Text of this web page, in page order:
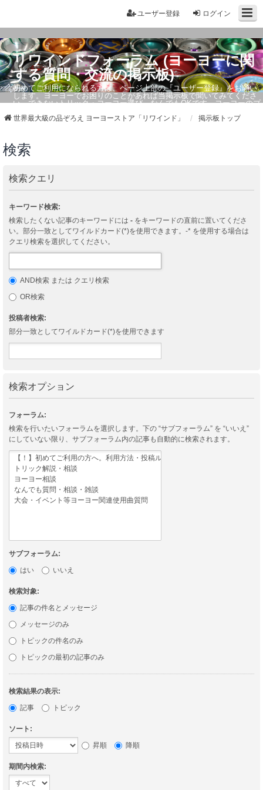
ログイン
ユーザー登録
リワインドフォーラム (ヨーヨーに関
する質問・交流の掲示板)
初めてご利用になられる方は、ページ上部の『ユーザー登録』をお願い
します。ヨーヨーでお困りのことがあれば当掲示板で聞いてみてくださ
い。できないトリック・ヨーヨー選び、なんでもOKです。ヨーヨーのプ
世界最大級の品ぞろえ ヨーヨーストア「リワインド」 掲示板トップ
検索
検索クエリ
キーワード検索:
検索したくない記事のキーワードには - をキーワードの直前に置いてくださ
い。部分一致としてワイルドカード(*)を使用できます。-* を使用する場合は
クエリ検索を選択してください。
AND検索 または クエリ検索
OR検索
投稿者検索:
部分一致としてワイルドカード(*)を使用できます
検索オプション
フォーラム:
検索を行いたいフォーラムを選択します。下の “サブフォーラム” を “いいえ”
にしていない限り、サブフォーラム内の記事も自動的に検索されます。
サブフォーラム:
はい
いいえ
検索対象:
記事の件名とメッセージ
メッセージのみ
トピックの件名のみ
トピックの最初の記事のみ
検索結果の表示:
記事
トピック
ソート:
昇順
降順
期間内検索: